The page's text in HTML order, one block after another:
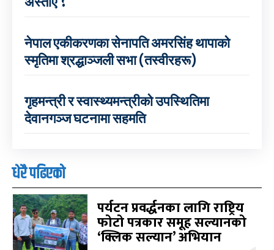
नेपाल एकीकरणका सेनापति अमरसिंह थापाको
स्मृतिमा श्रद्धाञ्जली सभा (तस्वीरहरू)
गृहमन्त्री र स्वास्थ्यमन्त्रीको उपस्थितिमा
देवानगञ्ज घटनामा सहमति
धेरै पढिएको
पर्यटन प्रवर्द्धनका लागि राष्ट्रिय
फोटो पत्रकार समूह सल्यानको
‘क्लिक सल्यान’ अभियान